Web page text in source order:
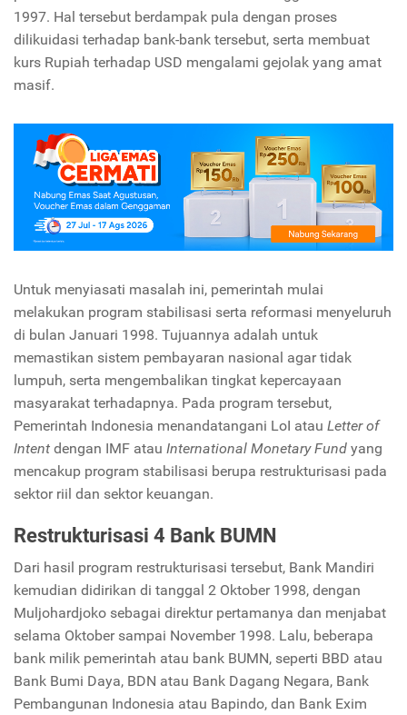
1997. Hal tersebut berdampak pula dengan proses
dilikuidasi terhadap bank-bank tersebut, serta membuat
kurs Rupiah terhadap USD mengalami gejolak yang amat
masif.
Untuk menyiasati masalah ini, pemerintah mulai
melakukan program stabilisasi serta reformasi menyeluruh
di bulan Januari 1998. Tujuannya adalah untuk
memastikan sistem pembayaran nasional agar tidak
lumpuh, serta mengembalikan tingkat kepercayaan
masyarakat terhadapnya. Pada program tersebut,
Pemerintah Indonesia menandatangani LoI atau Letter of
Intent dengan IMF atau International Monetary Fund yang
mencakup program stabilisasi berupa restrukturisasi pada
sektor riil dan sektor keuangan.
Restrukturisasi 4 Bank BUMN
Dari hasil program restrukturisasi tersebut, Bank Mandiri
kemudian didirikan di tanggal 2 Oktober 1998, dengan
Muljohardjoko sebagai direktur pertamanya dan menjabat
selama Oktober sampai November 1998. Lalu, beberapa
bank milik pemerintah atau bank BUMN, seperti BBD atau
Bank Bumi Daya, BDN atau Bank Dagang Negara, Bank
Pembangunan Indonesia atau Bapindo, dan Bank Exim